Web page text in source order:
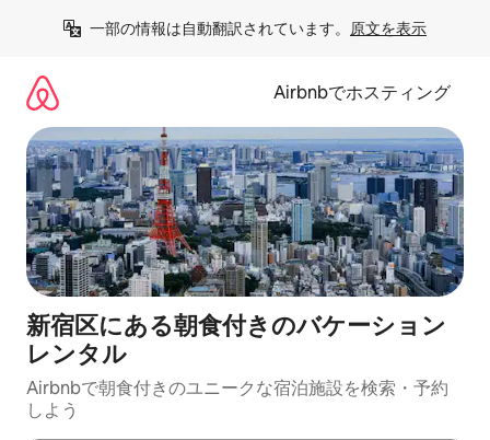
一部の情報は自動翻訳されています。 原文を表示
Airbnbでホスティング
新宿区にある朝食付きのバケーション
レンタル
Airbnbで朝食付きのユニークな宿泊施設を検索・予約
しよう